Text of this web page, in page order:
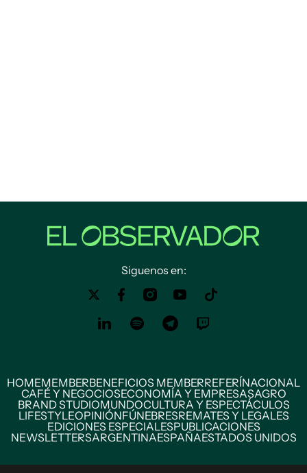
Siguenos en:
HOMEMEMBERBENEFICIOS MEMBERREFERÍNACIONAL
CAFÉ Y NEGOCIOSECONOMÍA Y EMPRESASAGRO
BRAND STUDIOMUNDOCULTURA Y ESPECTÁCULOS
LIFESTYLEOPINIÓNFÚNEBRESREMATES Y LEGALES
EDICIONES ESPECIALESPUBLICACIONES
NEWSLETTERSARGENTINAESPAÑAESTADOS UNIDOS